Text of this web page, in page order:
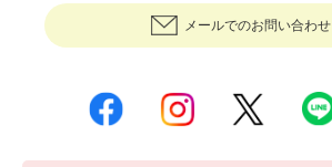
メールでのお問い合わせ